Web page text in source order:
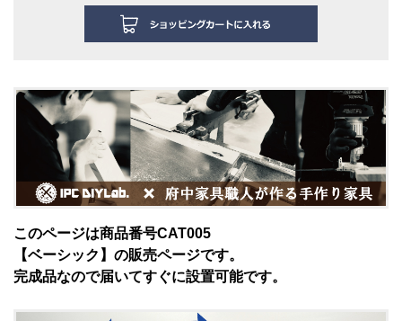
このページは商品番号CAT005
【ベーシック】 の販売ページです。
完成品なので届いてすぐに設置可能です。